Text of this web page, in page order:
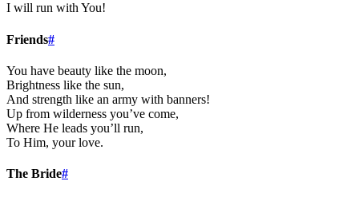
I will run with You!
Friends#
You have beauty like the moon,
Brightness like the sun,
And strength like an army with banners!
Up from wilderness you’ve come,
Where He leads you’ll run,
To Him, your love.
The Bride#